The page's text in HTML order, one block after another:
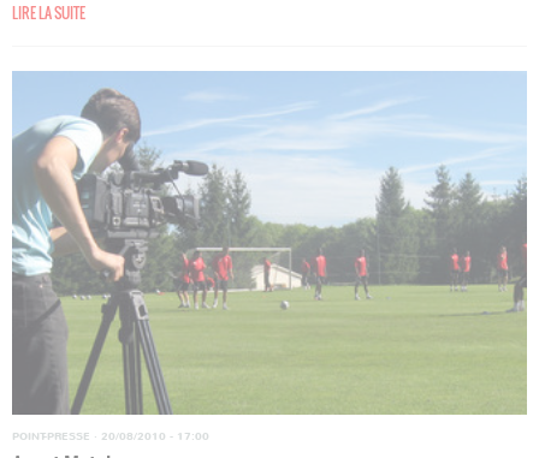
LIRE LA SUITE
POINT-PRESSE · 20/08/2010 - 17:00